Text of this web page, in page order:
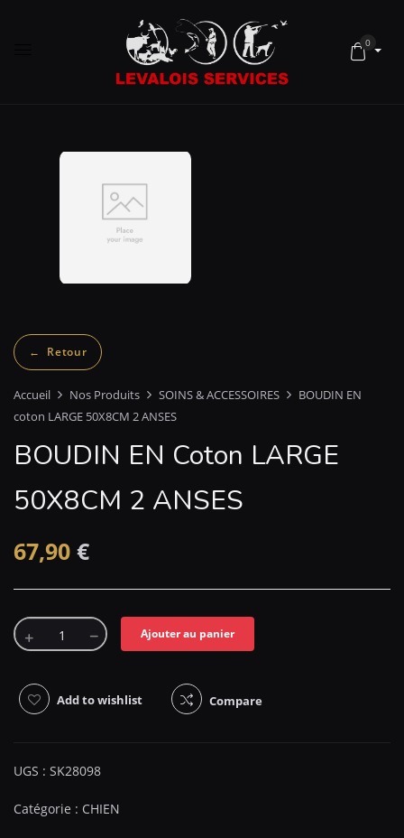
0
Accueil Nos Produits SOINS & ACCESSOIRES
BOUDIN EN
coton LARGE 50X8CM 2 ANSES
BOUDIN EN Coton LARGE
50X8CM 2 ANSES
67,90 €
Ajouter au panier
Add to wishlist Compare
UGS : SK28098
Catégorie : CHIEN